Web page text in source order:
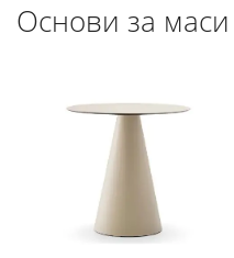
Основи за маси